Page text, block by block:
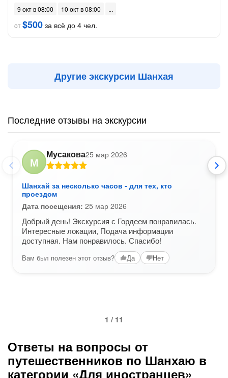
9 окт в 08:00
10 окт в 08:00
от$500 за всё до 4 чел.
Другие экскурсии Шанхая
Последние отзывы на экскурсии
М
Мусакова25 мар 2026
Шанхай за несколько часов - для тех, кто
проездом
Дата посещения: 25 мар 2026
Добрый день! Экскурсия с Гордеем понравилась.
Интересные локации, Подача информации
доступная. Нам понравилось. Спасибо!
Вам был полезен этот отзыв? Да Нет
1 / 11
Ответы на вопросы от
путешественников по Шанхаю в
категории «Для иностранцев»